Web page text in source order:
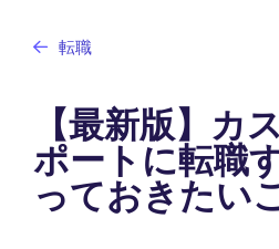
転職
【最新版】カ
ポートに転職
っておきたい